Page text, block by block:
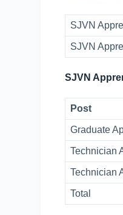
SJVN
SJVN
SJVN
Post
Graduate
Technician
Technician
Total